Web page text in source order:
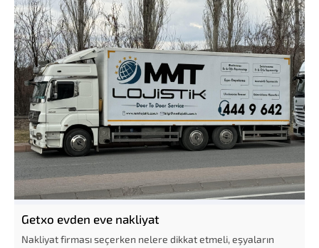
Getxo evden eve nakliyat
Nakliyat firması seçerken nelere dikkat etmeli, eşyaların